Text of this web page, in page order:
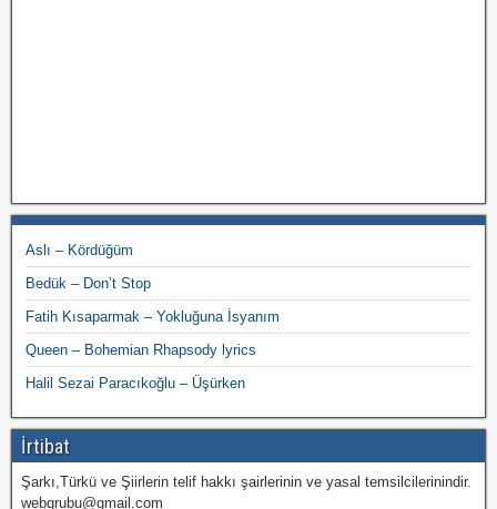
Aslı – Kördüğüm
Bedük – Don’t Stop
Fatih Kısaparmak – Yokluğuna İsyanım
Queen – Bohemian Rhapsody lyrics
Halil Sezai Paracıkoğlu – Üşürken
İrtibat
Şarkı,Türkü ve Şiirlerin telif hakkı şairlerinin ve yasal temsilcilerinindir.
webgrubu@gmail.com